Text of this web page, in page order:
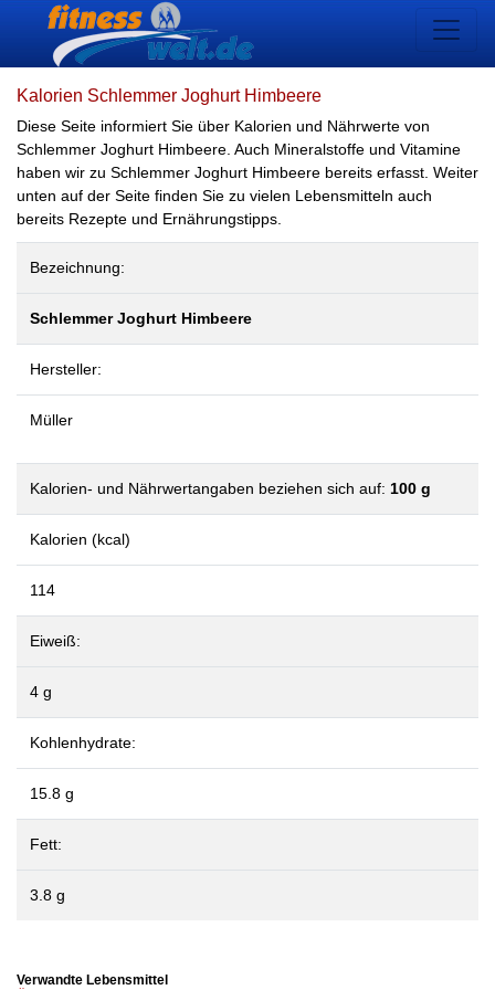
Kalorien Schlemmer Joghurt Himbeere
Diese Seite informiert Sie über Kalorien und Nährwerte von
Schlemmer Joghurt Himbeere. Auch Mineralstoffe und Vitamine
haben wir zu Schlemmer Joghurt Himbeere bereits erfasst. Weiter
unten auf der Seite finden Sie zu vielen Lebensmitteln auch
bereits Rezepte und Ernährungstipps.
Bezeichnung:
Schlemmer Joghurt Himbeere
Hersteller:
Müller
Kalorien- und Nährwertangaben beziehen sich auf: 100 g
Kalorien (kcal)
114
Eiweiß:
4 g
Kohlenhydrate:
15.8 g
Fett:
3.8 g
Verwandte Lebensmittel